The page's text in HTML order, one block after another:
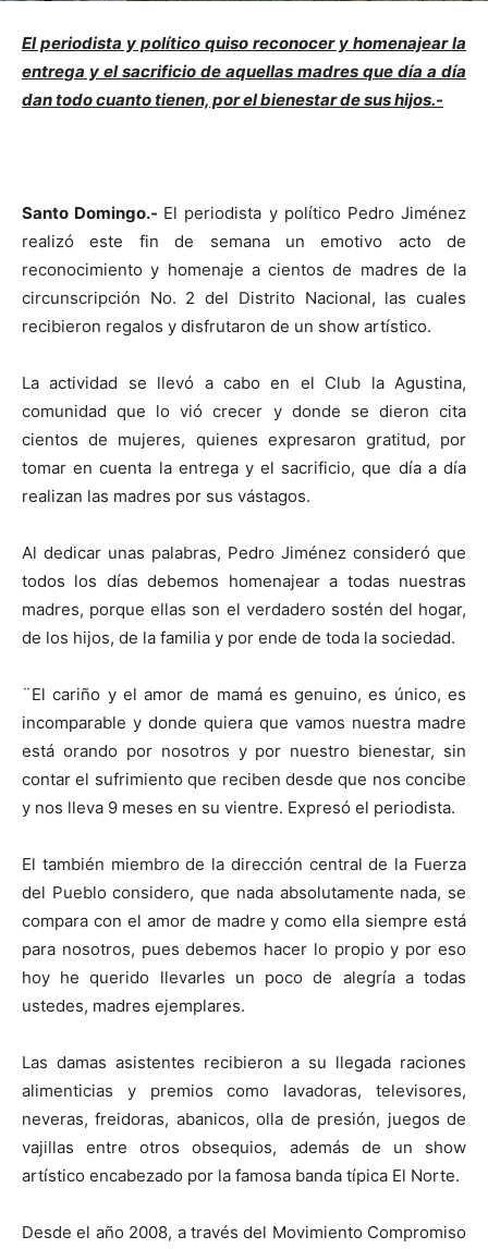
El periodista y político quiso reconocer y homenajear la
entrega y el sacrificio de aquellas madres que día a día
dan todo cuanto tienen, por el bienestar de sus hijos.-
Santo Domingo.- El periodista y político Pedro Jiménez
realizó este fin de semana un emotivo acto de
reconocimiento y homenaje a cientos de madres de la
circunscripción No. 2 del Distrito Nacional, las cuales
recibieron regalos y disfrutaron de un show artístico.
La actividad se llevó a cabo en el Club la Agustina,
comunidad que lo vió crecer y donde se dieron cita
cientos de mujeres, quienes expresaron gratitud, por
tomar en cuenta la entrega y el sacrificio, que día a día
realizan las madres por sus vástagos.
Al dedicar unas palabras, Pedro Jiménez consideró que
todos los días debemos homenajear a todas nuestras
madres, porque ellas son el verdadero sostén del hogar,
de los hijos, de la familia y por ende de toda la sociedad.
¨El cariño y el amor de mamá es genuino, es único, es
incomparable y donde quiera que vamos nuestra madre
está orando por nosotros y por nuestro bienestar, sin
contar el sufrimiento que reciben desde que nos concibe
y nos lleva 9 meses en su vientre. Expresó el periodista.
El también miembro de la dirección central de la Fuerza
del Pueblo considero, que nada absolutamente nada, se
compara con el amor de madre y como ella siempre está
para nosotros, pues debemos hacer lo propio y por eso
hoy he querido llevarles un poco de alegría a todas
ustedes, madres ejemplares.
Las damas asistentes recibieron a su llegada raciones
alimenticias y premios como lavadoras, televisores,
neveras, freidoras, abanicos, olla de presión, juegos de
vajillas entre otros obsequios, además de un show
artístico encabezado por la famosa banda típica El Norte.
Desde el año 2008, a través del Movimiento Compromiso